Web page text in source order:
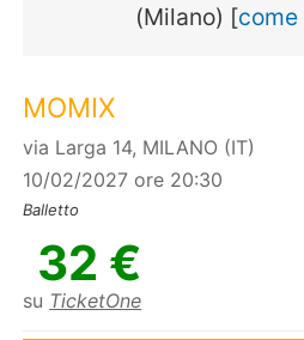
(Milano) [come
MOMIX
via Larga 14, MILANO (IT)
10/02/2027 ore 20:30
Balletto
32 €
su TicketOne